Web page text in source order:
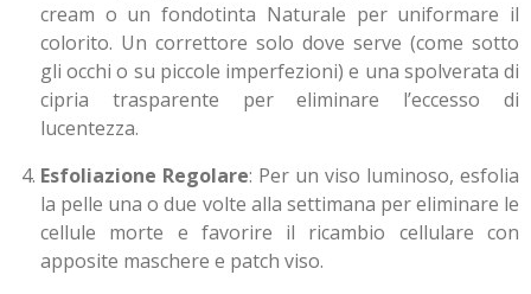
cream o un fondotinta Naturale per uniformare il
colorito. Un correttore solo dove serve (come sotto
gli occhi o su piccole imperfezioni) e una spolverata di
cipria trasparente per eliminare l’eccesso di
lucentezza.
Esfoliazione Regolare: Per un viso luminoso, esfolia
la pelle una o due volte alla settimana per eliminare le
cellule morte e favorire il ricambio cellulare con
apposite maschere e patch viso.